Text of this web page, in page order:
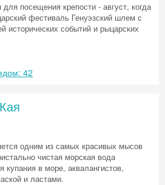
посещения крепости - август, когда
фестиваль Генуэзский шлем с
исторических событий и рыцарских
42
одним из самых красивых мысов
чистая морская вода
купания в море, аквалангистов,
и ластами.